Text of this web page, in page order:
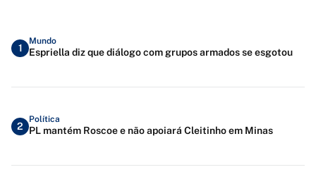
1
Mundo
Espriella diz que diálogo com grupos armados se esgotou
2
Política
PL mantém Roscoe e não apoiará Cleitinho em Minas